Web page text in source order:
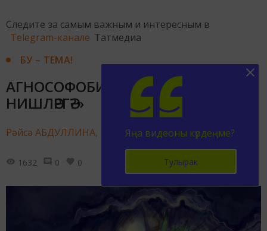
Следите за самым важным и интересным в
Telegram-канале Татмедиа
БУ – ТЕМА!
АГНОСОФОБИЯ яки «ӘНИ, МИҢА
НИШЛӘРГӘ?»
Рәйсә АБДУЛЛИНА, 13 августа 2022 - 13:27
1632 0 0
Яңа видеоны күрдеңме?
Тулырак